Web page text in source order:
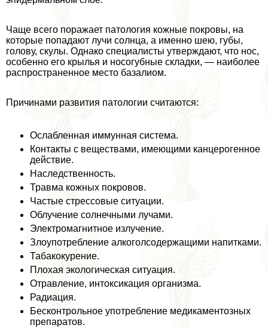
Чаще всего поражает патология кожные покровы, на
которые попадают лучи солнца, а именно шею, губы,
голову, скулы. Однако специалисты утверждают, что нос,
особенно его крылья и носогубные складки, — наиболее
распространенное место базалиом.
Причинами развития патологии считаются:
Ослабленная иммунная система.
Контакты с веществами, имеющими канцерогенное
действие.
Наследственность.
Травма кожных покровов.
Частые стрессовые ситуации.
Облучение солнечными лучами.
Электромагнитное излучение.
Злоупотрeбление алкоголсодержащими напитками.
Табакокурение.
Плохая экологическая ситуация.
Отравление, интоксикация организма.
Радиация.
Бесконтрольное употрeбление медикаментозных
препаратов.